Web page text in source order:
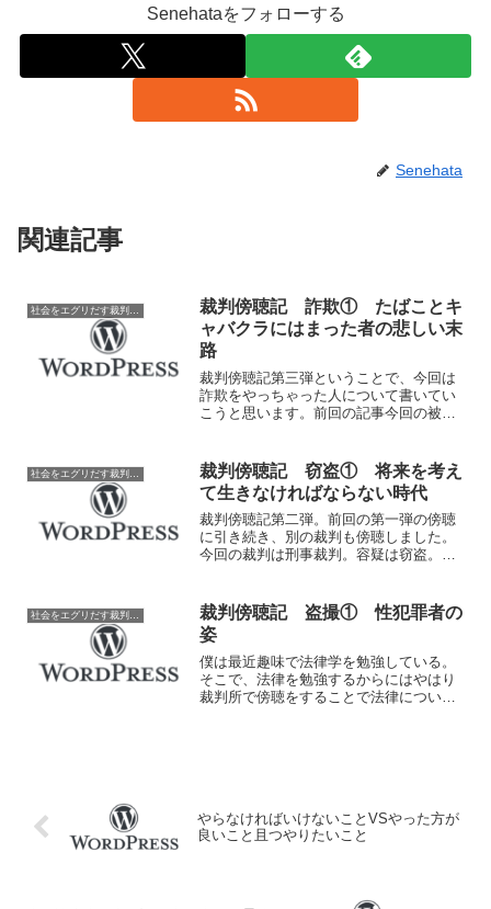
Senehataをフォローする
Senehata
関連記事
裁判傍聴記 詐欺① たばことキ
ャバクラにはまった者の悲しい末
路
裁判傍聴記第三弾ということで、今回は
詐欺をやっちゃった人について書いてい
こうと思います。前回の記事今回の被告
まれて法廷内で座っていた。罪の内容は
詐欺だが、我々が想像するよ...
裁判傍聴記 窃盗① 将来を考え
て生きなければならない時代
裁判傍聴記第二弾。前回の第一弾の傍聴
に引き続き、別の裁判も傍聴しました。
今回の裁判は刑事裁判。容疑は窃盗。裁
入し200万円ほどの資材を盗んだ疑い。見
た目はかなりしっか...
社会をエグリだす裁判傍聴
裁判傍聴記 盗撮① 性犯罪者の
姿
僕は最近趣味で法律学を勉強している。
そこで、法律を勉強するからにはやはり
裁判所で傍聴をすることで法律につい
やらなければいけないことVSやった方が
良いこと且つやりたいこと